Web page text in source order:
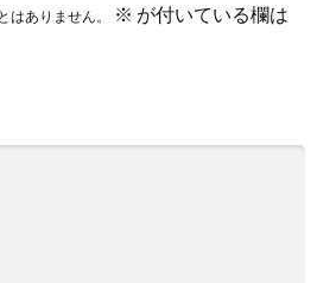
はありません。 ※ が付いている欄は